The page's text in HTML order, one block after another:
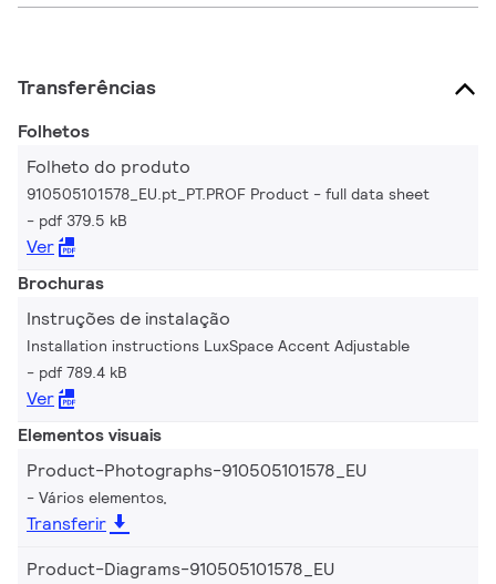
Transferências
Folhetos
Folheto do produto
910505101578_EU.pt_PT.PROF Product - full data sheet
pdf 379.5 kB
Ver
Brochuras
Instruções de instalação
Installation instructions LuxSpace Accent Adjustable
pdf 789.4 kB
Ver
Elementos visuais
Product-Photographs-910505101578_EU
Vários elementos,
Transferir
Product-Diagrams-910505101578_EU